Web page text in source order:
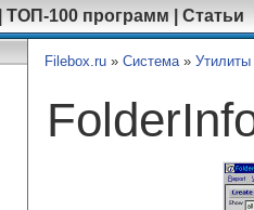
ТОП-100 программ Статьи
Filebox.ru » Система» Утилиты